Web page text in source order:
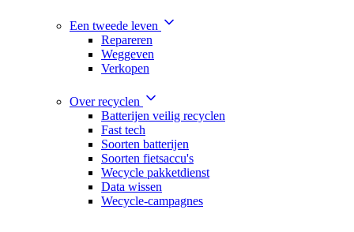
Een tweede leven
Repareren
Weggeven
Verkopen
Over recyclen
Batterijen veilig recyclen
Fast tech
Soorten batterijen
Soorten fietsaccu's
Wecycle pakketdienst
Data wissen
Wecycle-campagnes